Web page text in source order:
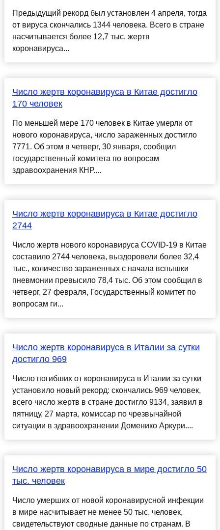
Предыдущий рекорд был установлен 4 апреля, тогда
от вируса скончались 1344 человека. Всего в стране
насчитывается более 12,7 тыс. жертв
коронавируса...
Число жертв коронавируса в Китае достигло
170 человек
По меньшей мере 170 человек в Китае умерли от
нового коронавируса, число зараженных достигло
7771. Об этом в четверг, 30 января, сообщил
государственный комитета по вопросам
здравоохранения КНР....
Число жертв коронавируса в Китае достигло
2744
Число жертв нового коронавируса COVID-19 в Китае
составило 2744 человека, выздоровели более 32,4
тыс., количество зараженных с начала вспышки
пневмонии превысило 78,4 тыс. Об этом сообщил в
четверг, 27 февраля, Государственный комитет по
вопросам ги...
Число жертв коронавируса в Италии за сутки
достигло 969
Число погибших от коронавируса в Италии за сутки
установило новый рекорд: скончались 969 человек,
всего число жертв в стране достигло 9134, заявил в
пятницу, 27 марта, комиссар по чрезвычайной
ситуации в здравоохранении Доменико Аркури....
Число жертв коронавируса в мире достигло 50
тыс. человек
Число умерших от новой коронавирусной инфекции
в мире насчитывает не менее 50 тыс. человек,
свидетельствуют сводные данные по странам. В